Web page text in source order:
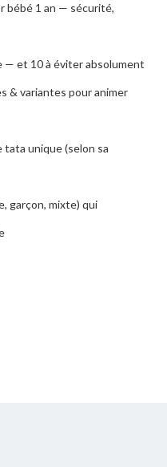
bébé 1 an — sécurité,
— et 10 à éviter absolument
& variantes pour animer
tata unique (selon sa
garçon, mixte) qui